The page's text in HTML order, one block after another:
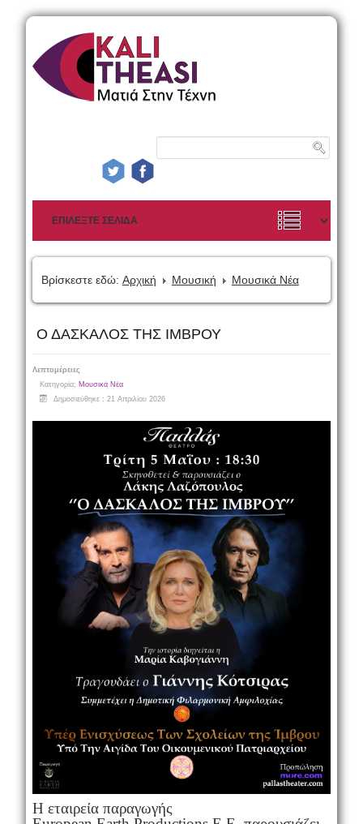
Βρίσκεστε εδώ: Αρχική Μουσική Μουσικά Νέα
Ο ΔΑΣΚΑΛΟΣ ΤΗΣ ΙΜΒΡΟΥ
Λεπτομέρειες
Κατηγορία: Μουσικά Νέα
Δημοσιεύθηκε : 21 Απριλίου 2026
Η εταιρεία παραγωγής